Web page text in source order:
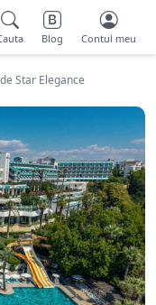
Blog Contul meu
Star Elegance